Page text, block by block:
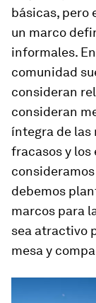
básicas, pero
un marco
informales.
comunidad
consideran
consideran
íntegra de las
fracasos y los
debemos
marcos para
sea atractivo
mesa y